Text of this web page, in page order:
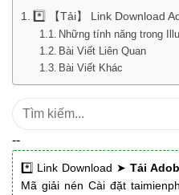
*️⃣ 【Tải】 Link Download
Những tính năng trong
Bài Viết Liên Quan
Bài Viết Khác
Tìm
--
*️⃣ Link Download ➤ Tải
Mã giải nén Cài đặt